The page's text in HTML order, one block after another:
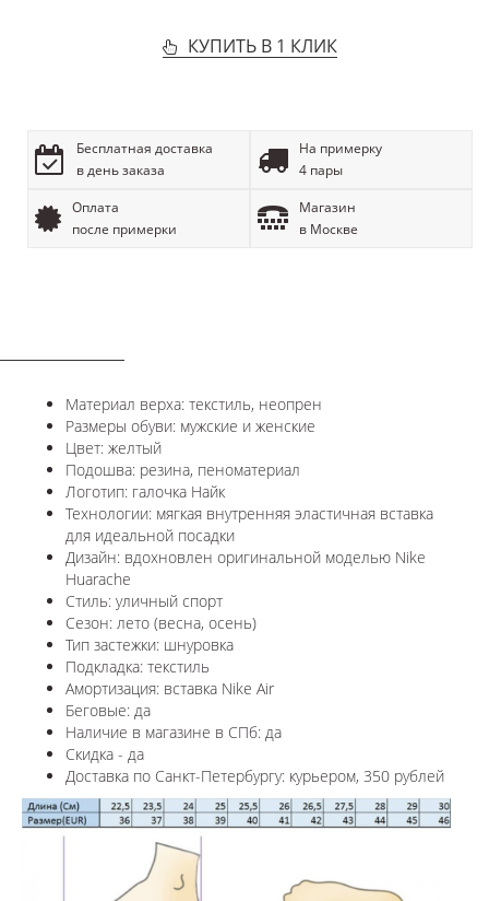
КУПИТЬ В 1 КЛИК
Бесплатная доставка
в день заказа
На примерку
4 пары
Оплата
после примерки
Магазин
в Москве
Материал верха: текстиль, неопрен
Размеры обуви: мужские и женские
Цвет: желтый
Подошва: резина, пеноматериал
Логотип: галочка Найк
Технологии: мягкая внутренняя эластичная вставка
для идеальной посадки
Дизайн: вдохновлен оригинальной моделью Nike
Huarache
Стиль: уличный спорт
Сезон: лето (весна, осень)
Тип застежки: шнуровка
Подкладка: текстиль
Амортизация: вставка Nike Air
Беговые: да
Наличие в магазине в СПб: да
Скидка - да
Доставка по Санкт-Петербургу: курьером, 350 рублей